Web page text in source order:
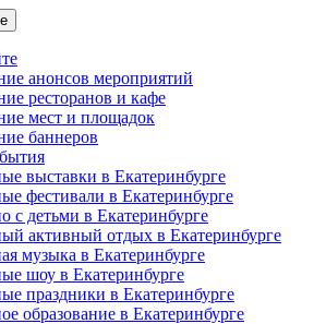
анонсов мероприятий
ресторанов и кафе
мест и площадок
баннеров
выставки в Екатеринбурге
фестивали в Екатеринбурге
с детьми в Екатеринбурге
активный отдых в Екатеринбурге
музыка в Екатеринбурге
шоу в Екатеринбурге
праздники в Екатеринбурге
образование в Екатеринбурге